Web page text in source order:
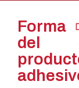
Forma
del